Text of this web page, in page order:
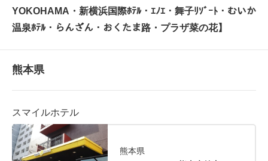
YOKOHAMA・新横浜国際ﾎﾃﾙ・ｴﾉｴ・舞子ﾘｿﾞｰﾄ・むいか
温泉ﾎﾃﾙ・らんざん・おくたま路・プラザ菜の花】
熊本県
スマイルホテル
熊本県